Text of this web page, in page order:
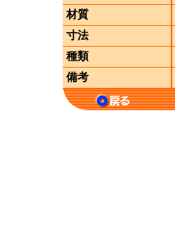
材質
寸法
種類
備考